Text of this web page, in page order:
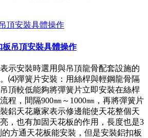
吊頂安裝具體操作
示安裝時選用與吊頂龍骨配套設施的
⑷彈簧片安裝：用絲桿與輕鋼龍骨隔
頂較低能夠將彈簧片立即安裝在絲桿
程，間隔900㎜～1000㎜，再將彈簧片
鋁天花廠家表示修邊能使天花整個天
，也有加固天花板的作用，長度也是3
方通天花板能安裝，但是安裝鋁扣板